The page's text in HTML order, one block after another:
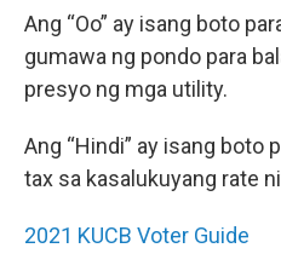
Ang “Oo” ay isang boto
gumawa ng pondo para
presyo ng mga utility.
Ang “Hindi” ay isang boto
tax sa kasalukuyang rate
2021 KUCB Voter Guide